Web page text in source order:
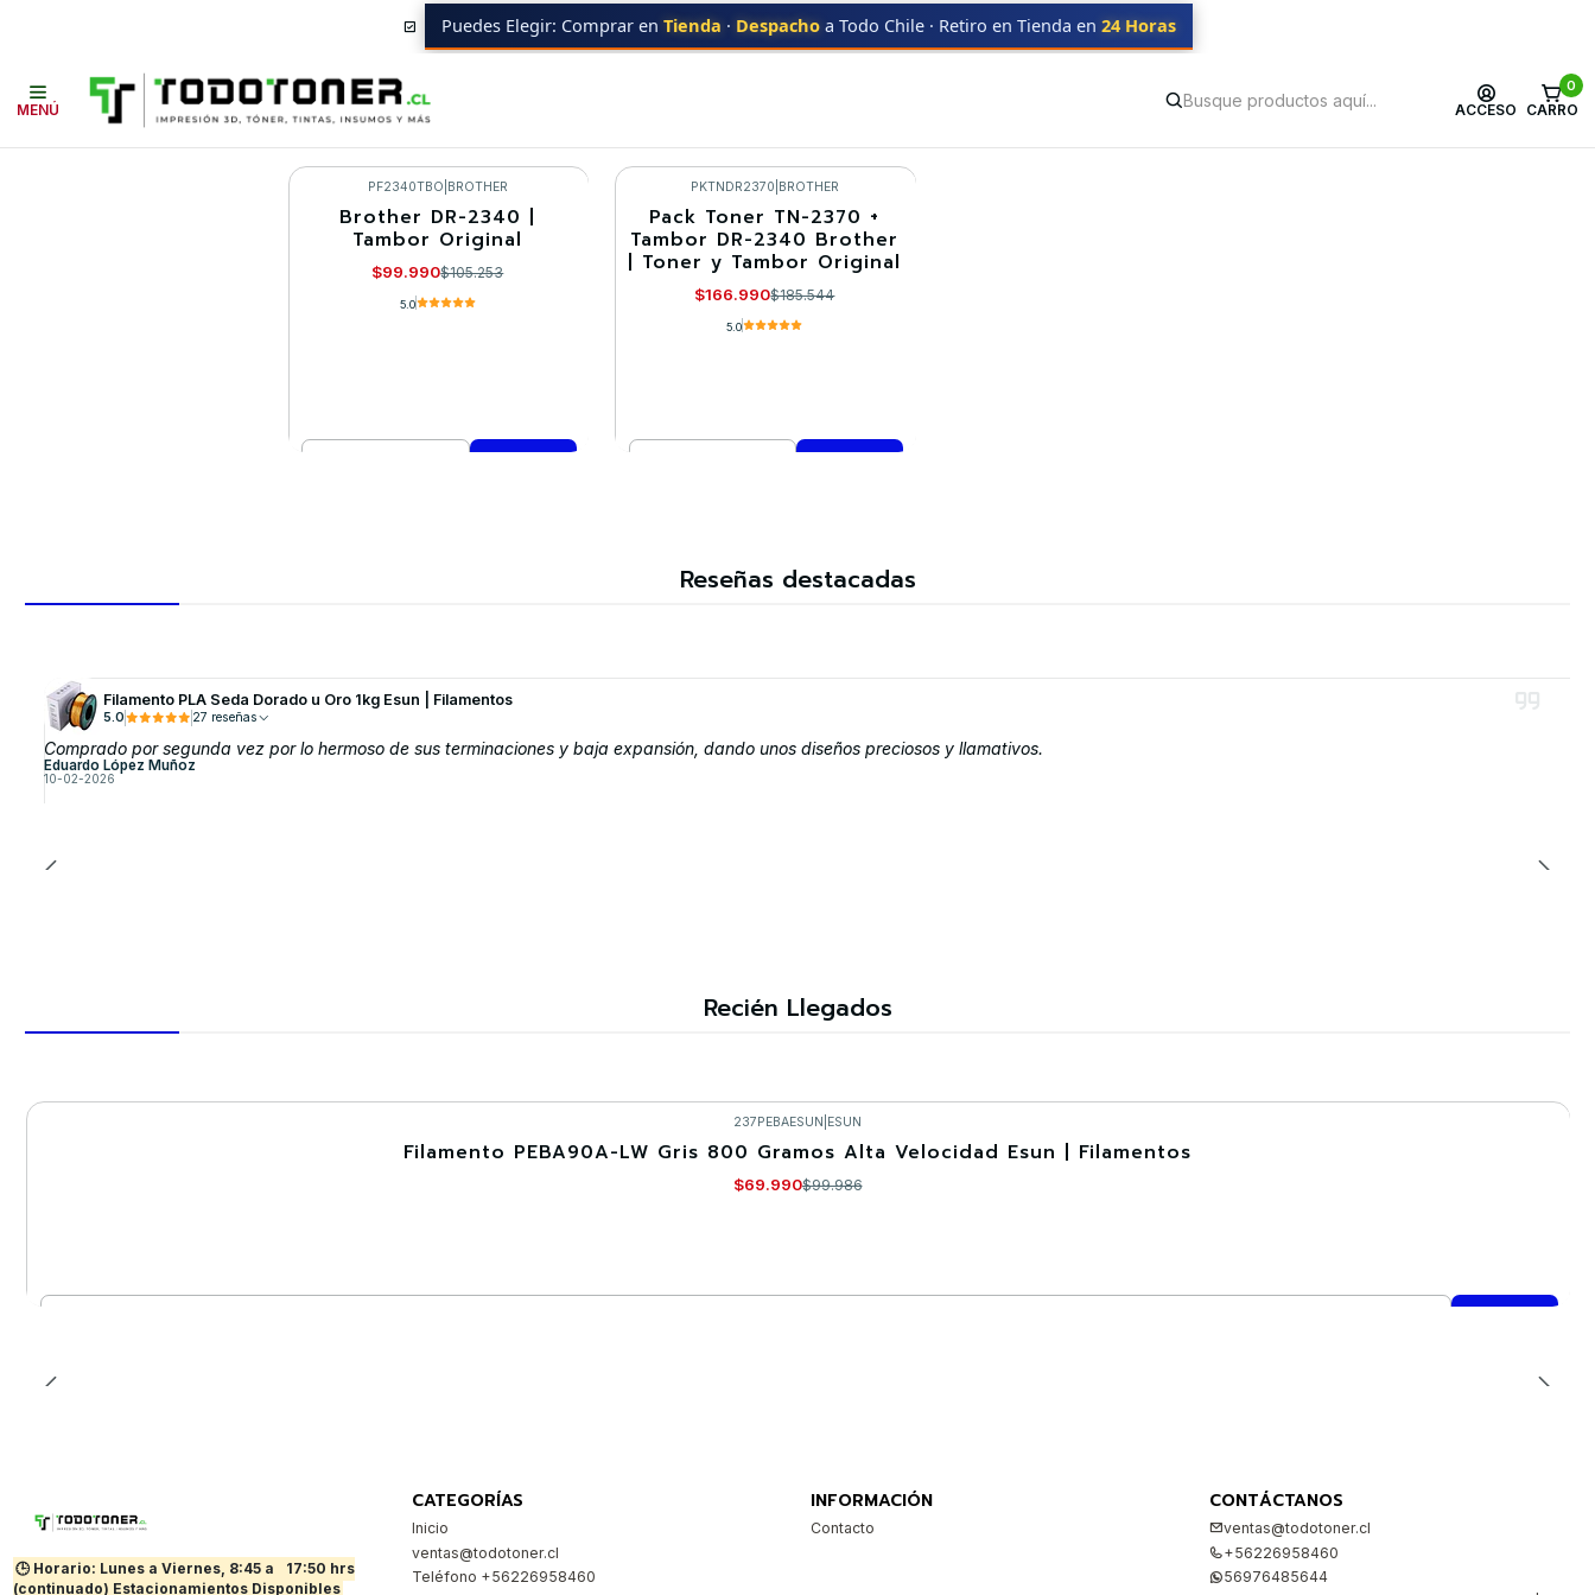
MENÚ ACCESO
0
CARRO
Puedes Elegir: Comprar en Tienda · Despacho a Todo Chile · Retiro en Tienda en 24 Horas
Equipos BROTHER HL-L2320
HL-L2320
-5%
PF2340TBO BROTHER
Brother DR-2340 |
Tambor Original
$99.990$105.253
5.0
-10%
PKTNDR2370 BROTHER
Pack Toner TN-2370 +
Tambor DR-2340 Brother
| Toner y Tambor Original
$166.990$185.544
5.0
Reseñas destacadas
Filamento PLA Seda Dorado u Oro 1kg Esun | Filamentos
5.0 27 reseñas
Comprado por segunda vez por lo hermoso de sus terminaciones y baja expansión, dando unos diseños preciosos y llamativos.
Eduardo López Muñoz
10-02-2026
Recién Llegados
237PEBAESUN ESUN
Filamento PEBA90A-LW Gris 800 Gramos Alta Velocidad Esun | Filamentos
$69.990$99.986
🕒 Horario: Lunes a Viernes, 8:45 a
17:50 hrs
(continuado) Estacionamientos Disponibles
CATEGORÍAS
Inicio
ventas@todotoner.cl
Teléfono +56226958460
INFORMACIÓN
Contacto
CONTÁCTANOS
ventas@todotoner.cl
+56226958460
56976485644